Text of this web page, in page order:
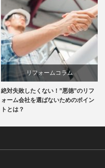
リフォームコラム
絶対失敗したくない！”悪徳”のリフ
ォーム会社を選ばないためのポイン
トとは？